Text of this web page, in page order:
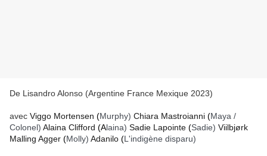
De Lisandro Alonso (Argentine France Mexique 2023)
avec Viggo Mortensen (Murphy) Chiara Mastroianni (Maya /
Colonel) Alaina Clifford (Alaina) Sadie Lapointe (Sadie) Viilbjørk
Malling Agger (Molly) Adanilo (L'indigène disparu)